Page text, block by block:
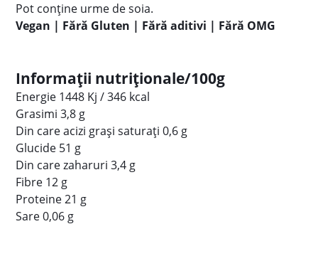
Pot conține urme de soia.
Vegan | Fără Gluten | Fără aditivi | Fără OMG
Informații nutriționale/100g
Energie 1448 Kj / 346 kcal
Grasimi 3,8 g
Din care acizi grași saturați 0,6 g
Glucide 51 g
Din care zaharuri 3,4 g
Fibre 12 g
Proteine 21 g
Sare 0,06 g